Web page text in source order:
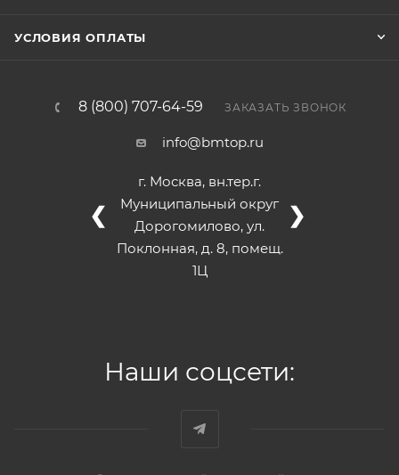
УСЛОВИЯ ОПЛАТЫ
8 (800) 707-64-59 ЗАКАЗАТЬ ЗВОНОК
info@bmtop.ru
г. Москва, вн.тер.г.
Муниципальный округ
Дорогомилово, ул.
Поклонная, д. 8, помещ.
1Ц
❮ ❯
Наши соцсети: